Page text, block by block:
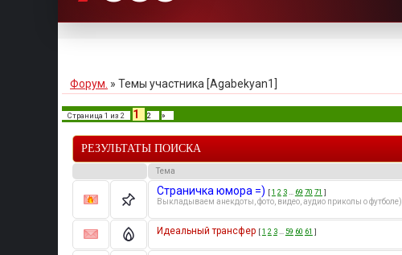
Форум. » Темы участника [Agabekyan1]
Страница 1 из 2 1 2 »
РЕЗУЛЬТАТЫ ПОИСКА
Тема
Страничка юмора =) [1 2 3… 69 70 71 ]
Выкладываем анекдоты, фото, видео, аудио приколы о футболе)
Идеальный трансфер [1 2 3… 59 60 61 ]